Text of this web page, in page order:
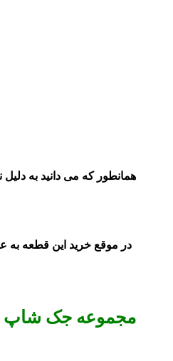
همانطور که می دانید به
در موقع خرید این قطعه به
مجموعه جک شاپ